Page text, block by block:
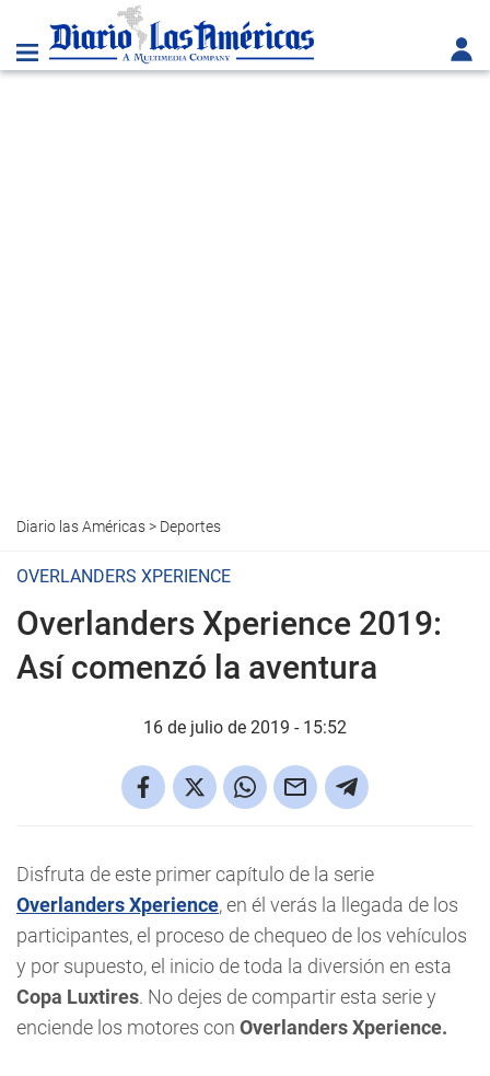
Diario las Américas> Deportes
OVERLANDERS XPERIENCE
Overlanders Xperience 2019:
Así comenzó la aventura
16 de julio de 2019 - 15:52
Disfruta de este primer capítulo de la serie
Overlanders Xperience, en él verás la llegada de los
participantes, el proceso de chequeo de los vehículos
y por supuesto, el inicio de toda la diversión en esta
Copa Luxtires. No dejes de compartir esta serie y
enciende los motores con Overlanders Xperience.